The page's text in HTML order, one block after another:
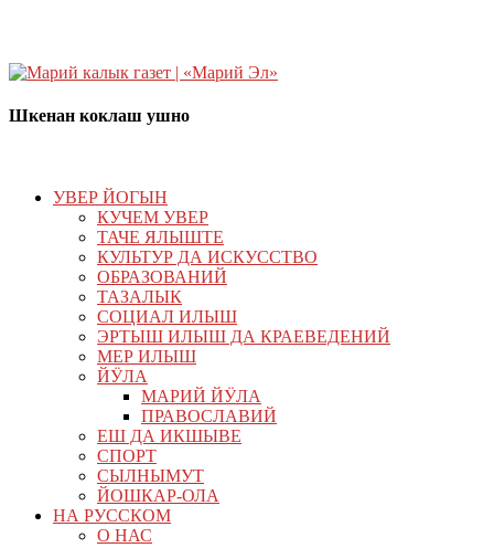
Шкенан коклаш ушно
УВЕР ЙОГЫН
КУЧЕМ УВЕР
ТАЧЕ ЯЛЫШТЕ
КУЛЬТУР ДА ИСКУССТВО
ОБРАЗОВАНИЙ
ТАЗАЛЫК
СОЦИАЛ ИЛЫШ
ЭРТЫШ ИЛЫШ ДА КРАЕВЕДЕНИЙ
МЕР ИЛЫШ
ЙӰЛА
МАРИЙ ЙӰЛА
ПРАВОСЛАВИЙ
ЕШ ДА ИКШЫВЕ
СПОРТ
СЫЛНЫМУТ
ЙОШКАР-ОЛА
НА РУССКОМ
О НАС